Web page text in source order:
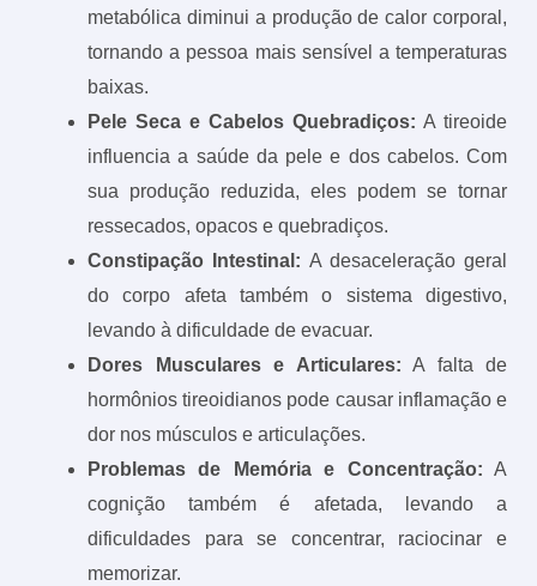
metabólica diminui a produção de calor corporal,
tornando a pessoa mais sensível a temperaturas
baixas.
Pele Seca e Cabelos Quebradiços: A tireoide
influencia a saúde da pele e dos cabelos. Com
sua produção reduzida, eles podem se tornar
ressecados, opacos e quebradiços.
Constipação Intestinal: A desaceleração geral
do corpo afeta também o sistema digestivo,
levando à dificuldade de evacuar.
Dores Musculares e Articulares: A falta de
hormônios tireoidianos pode causar inflamação e
dor nos músculos e articulações.
Problemas de Memória e Concentração: A
cognição também é afetada, levando a
dificuldades para se concentrar, raciocinar e
memorizar.